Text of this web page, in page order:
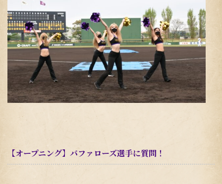
【オープニング】バファローズ選手に質問！